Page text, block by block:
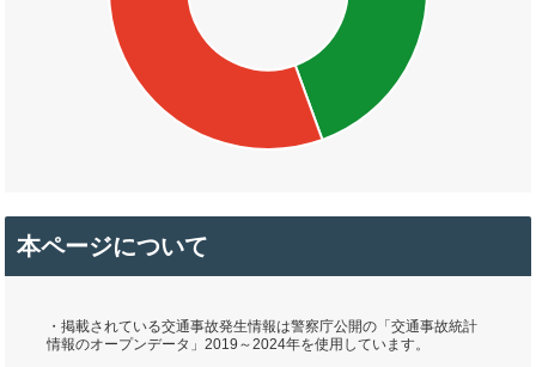
本ページについて
・掲載されている交通事故発生情報は警察庁公開の「交通事故統計
情報のオープンデータ」2019～2024年を使用しています。